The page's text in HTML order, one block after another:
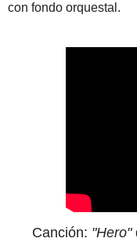
con fondo orquestal.
Canción: "Hero"